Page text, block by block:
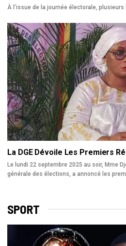
À l’issue de la journée électorale, plusieurs
La DGE Dévoile Les Premiers
Le lundi 22 septembre 2025 au soir, Mme
générale des élections, a annoncé les
SPORT